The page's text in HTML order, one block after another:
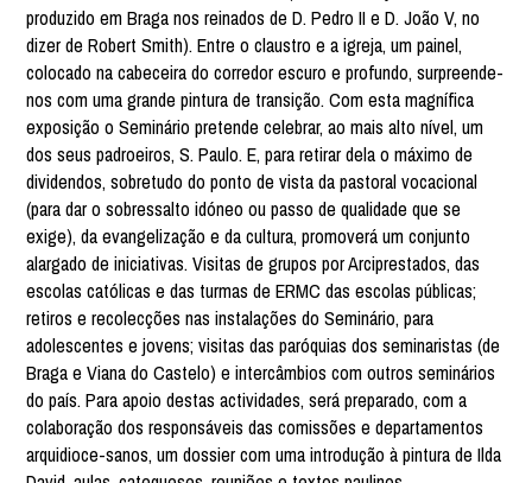
produzido em Braga nos reinados de D. Pedro II e D. João V, no
dizer de Robert Smith). Entre o claustro e a igreja, um painel,
colocado na cabeceira do corredor escuro e profundo, surpreende-
nos com uma grande pintura de transição. Com esta magnífica
exposição o Seminário pretende celebrar, ao mais alto nível, um
dos seus padroeiros, S. Paulo. E, para retirar dela o máximo de
dividendos, sobretudo do ponto de vista da pastoral vocacional
(para dar o sobressalto idóneo ou passo de qualidade que se
exige), da evangelização e da cultura, promoverá um conjunto
alargado de iniciativas. Visitas de grupos por Arciprestados, das
escolas católicas e das turmas de ERMC das escolas públicas;
retiros e recolecções nas instalações do Seminário, para
adolescentes e jovens; visitas das paróquias dos seminaristas (de
Braga e Viana do Castelo) e intercâmbios com outros seminários
do país. Para apoio destas actividades, será preparado, com a
colaboração dos responsáveis das comissões e departamentos
arquidioce-sanos, um dossier com uma introdução à pintura de Ilda